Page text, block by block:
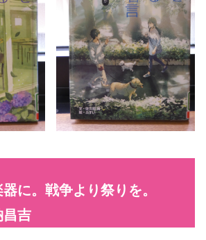
に。戦争より祭りを。